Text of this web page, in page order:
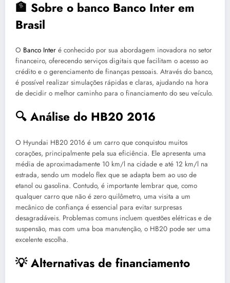
🏦 Sobre o banco Banco Inter em
Brasil
O Banco Inter é conhecido por sua abordagem inovadora no setor
financeiro, oferecendo serviços digitais que facilitam o acesso ao
crédito e o gerenciamento de finanças pessoais. Através do banco,
é possível realizar simulações rápidas e claras, ajudando na hora
de decidir o melhor caminho para o financiamento do seu veículo.
🔍 Análise do HB20 2016
O Hyundai HB20 2016 é um carro que conquistou muitos
corações, principalmente pela sua eficiência. Ele apresenta uma
média de aproximadamente 10 km/l na cidade e até 12 km/l na
estrada, sendo um modelo flex que se adapta bem ao uso de
etanol ou gasolina. Contudo, é importante lembrar que, como
qualquer carro que não é zero quilômetro, uma visita a um
mecânico de confiança é essencial para evitar surpresas
desagradáveis. Problemas comuns incluem questões elétricas e de
suspensão, mas com uma boa manutenção, o HB20 pode ser uma
excelente escolha.
💡 Alternativas de financiamento